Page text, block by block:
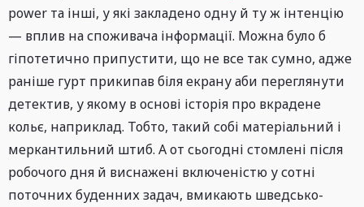
power та інші, у які закладено одну й ту ж інтенцію
— вплив на споживача інформації. Можна було б
гіпотетично припустити, що не все так сумно, адже
раніше гурт прикипав біля екрану аби переглянути
детектив, у якому в основі історія про вкрадене
кольє, наприклад. Тобто, такий собі матеріальний і
меркантильний штиб. А от сьогодні стомлені після
робочого дня й виснажені включеністю у сотні
поточних буденних задач, вмикають шведсько-